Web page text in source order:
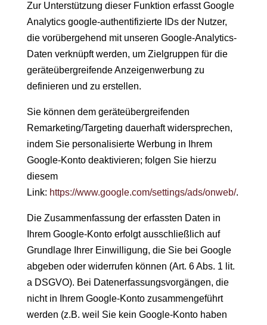
Zur Unter­stützung dieser Funk­tion erfasst Google
Ana­lyt­ics google-authen­tifizierte IDs der Nutzer,
die vorüberge­hend mit unseren Google-Ana­lyt­ics-
Dat­en verknüpft wer­den, um Ziel­grup­pen für die
geräteüber­greifende Anzeigen­wer­bung zu
definieren und zu erstellen.
Sie kön­nen dem geräteüber­greifend­en
Remarketing/Targeting dauer­haft wider­sprechen,
indem Sie per­son­al­isierte Wer­bung in Ihrem
Google-Kon­to deak­tivieren; fol­gen Sie hierzu
diesem
Link: https://www.google.com/settings/ads/onweb/.
Die Zusam­men­fas­sung der erfassten Dat­en in
Ihrem Google-Kon­to erfol­gt auss­chließlich auf
Grund­lage Ihrer Ein­willi­gung, die Sie bei Google
abgeben oder wider­rufen kön­nen (Art. 6 Abs. 1 lit.
a DSGVO). Bei Daten­er­fas­sungsvorgän­gen, die
nicht in Ihrem Google-Kon­to zusam­menge­führt
wer­den (z.B. weil Sie kein Google-Kon­to haben